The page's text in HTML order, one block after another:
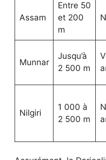
Assam
Entre 50
et 200
m
Munnar
Jusqu’à
2 500 m
Nilgiri
1 000 à
2 500 m